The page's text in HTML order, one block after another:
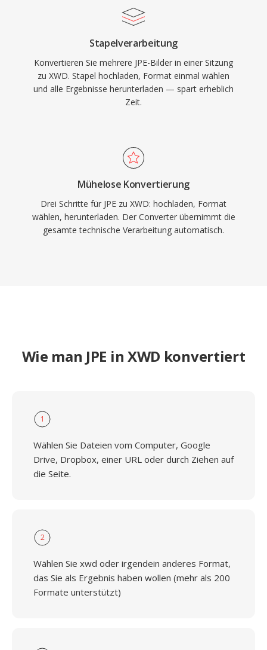
Stapelverarbeitung
Konvertieren Sie mehrere JPE-Bilder in einer Sitzung
zu XWD. Stapel hochladen, Format einmal wählen
und alle Ergebnisse herunterladen — spart erheblich
Zeit.
Mühelose Konvertierung
Drei Schritte für JPE zu XWD: hochladen, Format
wählen, herunterladen. Der Converter übernimmt die
gesamte technische Verarbeitung automatisch.
Wie man JPE in XWD konvertiert
1
Wählen Sie Dateien vom Computer, Google
Drive, Dropbox, einer URL oder durch Ziehen auf
die Seite.
2
Wählen Sie xwd oder irgendein anderes Format,
das Sie als Ergebnis haben wollen (mehr als 200
Formate unterstützt)